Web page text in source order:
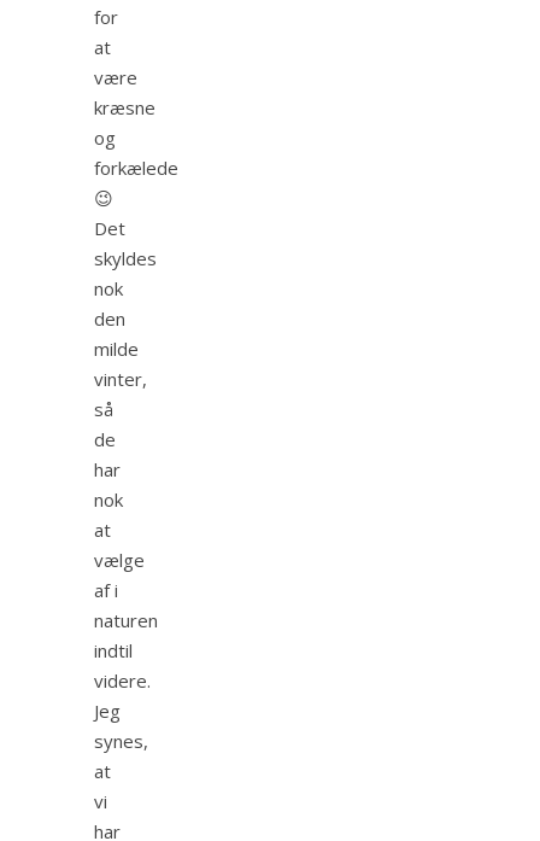
for
at
være
kræsne
og
forkælede
😉
Det
skyldes
nok
den
milde
vinter,
så
de
har
nok
at
vælge
af i
naturen
indtil
videre.
Jeg
synes,
at
vi
har